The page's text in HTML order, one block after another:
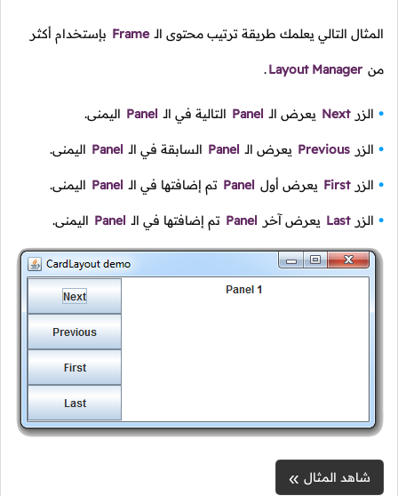
المثال التالي يعلمك طريقة ترتيب محتوى الـ Frame بإستخدام أكثر
من Layout Manager
.
الزر Next يعرض الـ Panel التالية في الـ Panel اليمنى.
الزر Previous يعرض الـ Panel السابقة في الـ Panel اليمنى.
الزر First يعرض أول Panel تم إضافتها في الـ Panel اليمنى.
الزر Last يعرض آخر Panel تم إضافتها في الـ Panel اليمنى.
شاهد المثال